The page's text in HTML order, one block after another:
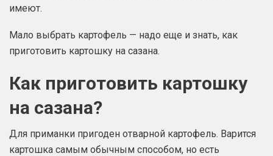
имеют.
Мало выбрать картофель — надо еще и знать, как
приготовить картошку на сазана.
Как приготовить картошку
на сазана?
Для приманки пригоден отварной картофель. Варится
картошка самым обычным способом, но есть